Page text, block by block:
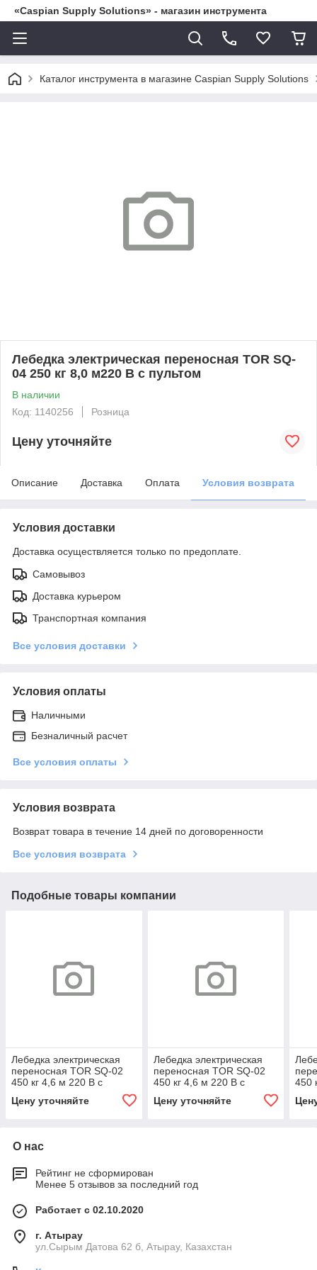
«Caspian Supply Solutions» - магазин инструмента
Каталог инструмента в магазине Caspian Supply Solutions
Лебедка электрическая переносная TOR SQ-
04 250 кг 8,0 м220 В с пультом
В наличии
Код: 1140256
Розница
Цену уточняйте
Описание Доставка Оплата Условия возврата
Условия доставки
Доставка осуществляется только по предоплате.
Самовывоз
Доставка курьером
Транспортная компания
Все условия доставки
Условия оплаты
Наличными
Безналичный расчет
Все условия оплаты
Условия возврата
Возврат товара в течение 14 дней по договоренности
Все условия возврата
Подобные товары компании
Лебедка электрическая
переносная TOR SQ-02
450 кг 4,6 м 220 В с
Цену уточняйте
Лебедка электрическая
переносная TOR SQ-02
450 кг 4,6 м 220 В с
Цену уточняйте
450
О нас
Рейтинг не сформирован
Менее 5 отзывов за последний год
Работает с 02.10.2020
г. Атырау
ул.Сырым Датова 62 б, Атырау, Казахстан